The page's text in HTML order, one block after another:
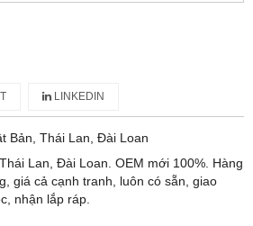
LINKEDIN
Bản, Thái Lan, Đài Loan
Lan, Đài Loan. OEM mới 100%. Hàng
giá cả cạnh tranh, luôn có sẵn, giao
nhận lắp ráp.